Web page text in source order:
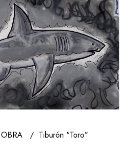
Tiburón "Toro"